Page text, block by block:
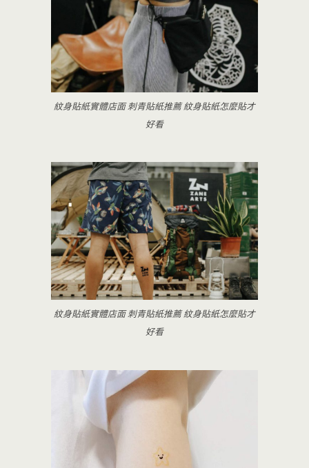
紋身貼紙實體店面 刺青貼紙推薦 紋身貼紙怎麼貼才
好看
紋身貼紙實體店面 刺青貼紙推薦 紋身貼紙怎麼貼才
好看